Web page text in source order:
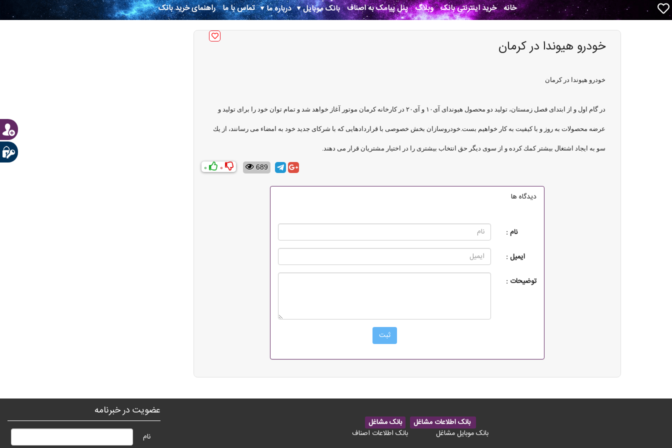
خانه خرید اینترنتی بانک وبلاگ پنل پیامک به اصناف بانک موبایل درباره ما تماس با ما راهنمای خرید بانک
خودرو هیوندا در کرمان
خودرو هیوندا در کرمان
در گام اول و از ابتدای فصل زمستان، توليد دو محصول هيوندای آی١٠ و آی٢٠ در كارخانه كرمان موتور آغاز خواهد شد و تمام توان خود را برای توليد و
عرضه محصولات به روز و با كيفيت به كار خواهيم بست.خودروسازان بخش خصوصی با قراردادهايی كه با شرکای جدید خود به امضاء می رسانند، از يك
سو به ايجاد اشتغال بيشتر كمك كرده و از سوی ديگر حق انتخاب بيشتری را در اختيار مشتريان قرار می دهند.
689
0
0
دیدگاه ها
نام :
ایمیل :
توضیحات :
بانک اطلاعات مشاغل
بانک مشاغل
بانک موبایل مشاغل
بانک اطلاعات اصناف
عضویت در خبرنامه
نام